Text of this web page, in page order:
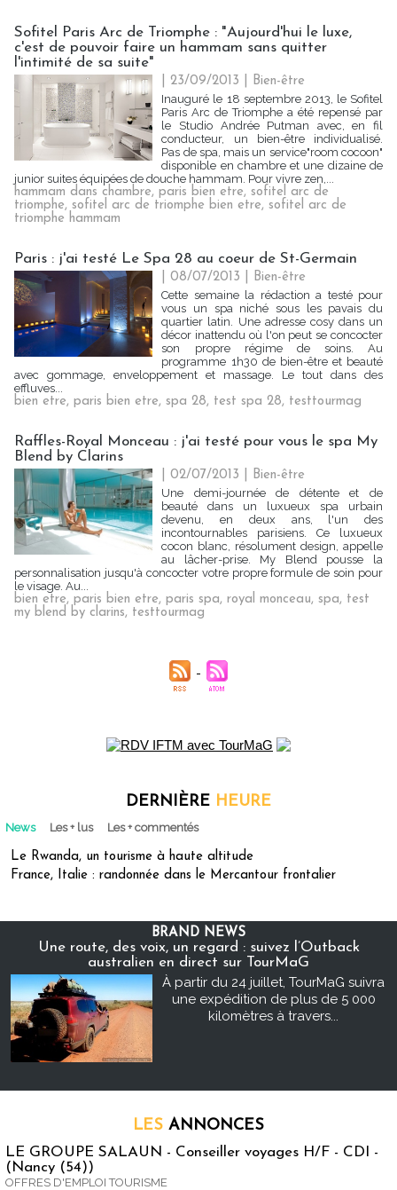
Sofitel Paris Arc de Triomphe : "Aujourd'hui le luxe,
c'est de pouvoir faire un hammam sans quitter
l'intimité de sa suite"
| 23/09/2013
Bien-être
Inauguré le 18 septembre 2013, le Sofitel
Paris Arc de Triomphe a été repensé par
le Studio Andrée Putman avec, en fil
conducteur, un bien-être individualisé.
Pas de spa, mais un service"room cocoon"
disponible en chambre et une dizaine de
junior suites équipées de douche hammam. Pour vivre zen,...
hammam dans chambre, paris bien etre, sofitel arc de
triomphe, sofitel arc de triomphe bien etre, sofitel arc de
triomphe hammam
Paris : j'ai testé Le Spa 28 au coeur de St-Germain
| 08/07/2013
Bien-être
Cette semaine la rédaction a testé pour
vous un spa niché sous les pavais du
quartier latin. Une adresse cosy dans un
décor inattendu où l'on peut se concocter
son propre régime de soins. Au
programme 1h30 de bien-être et beauté
avec gommage, enveloppement et massage. Le tout dans des
effluves...
bien etre, paris bien etre, spa 28, test spa 28, testtourmag
Raffles-Royal Monceau : j'ai testé pour vous le spa My
Blend by Clarins
| 02/07/2013
Bien-être
Une demi-journée de détente et de
beauté dans un luxueux spa urbain
devenu, en deux ans, l'un des
incontournables parisiens. Ce luxueux
cocon blanc, résolument design, appelle
au lâcher-prise. My Blend pousse la
personnalisation jusqu'à concocter votre propre formule de soin pour
le visage. Au...
bien etre, paris bien etre, paris spa, royal monceau, spa, test
my blend by clarins, testtourmag
DERNIÈRE HEURE
News Les + lus Les + commentés
Le Rwanda, un tourisme à haute altitude
France, Italie : randonnée dans le Mercantour frontalier
BRAND NEWS
Une route, des voix, un regard : suivez l’Outback
australien en direct sur TourMaG
À partir du 24 juillet, TourMaG suivra
une expédition de plus de 5 000
kilomètres à travers...
LES ANNONCES
LE GROUPE SALAUN - Conseiller voyages H/F - CDI -
(Nancy (54))
OFFRES D'EMPLOI TOURISME